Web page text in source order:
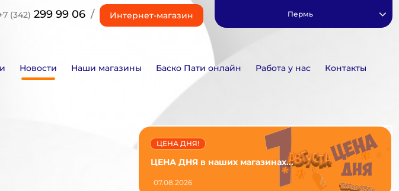
(342) 299 99 06 / Интернет-магазин Пермь
Новости Наши магазины Баско Пати онлайн Работа у нас Контакты
ЦЕНА ДНЯ в наших магазинах...
ЦЕНА ДНЯ!
07.08.2026